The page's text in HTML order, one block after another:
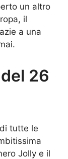
un altro
il
a una
26
tutte le
Jolly e il